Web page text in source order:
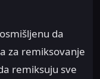
da
za remiksovanje
remiksuju sve